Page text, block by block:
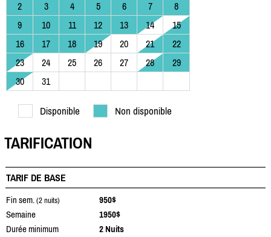
2
3 4 5 6 7
8
9
10 11 12 13 14
15
16
17 18 19 20 21
22
23
24 25 26 27 28
29
30
31
Disponible Non disponible
TARIFICATION
TARIF DE BASE
Fin sem. (2 nuits)
950$
Semaine
1950$
Durée minimum
2 Nuits